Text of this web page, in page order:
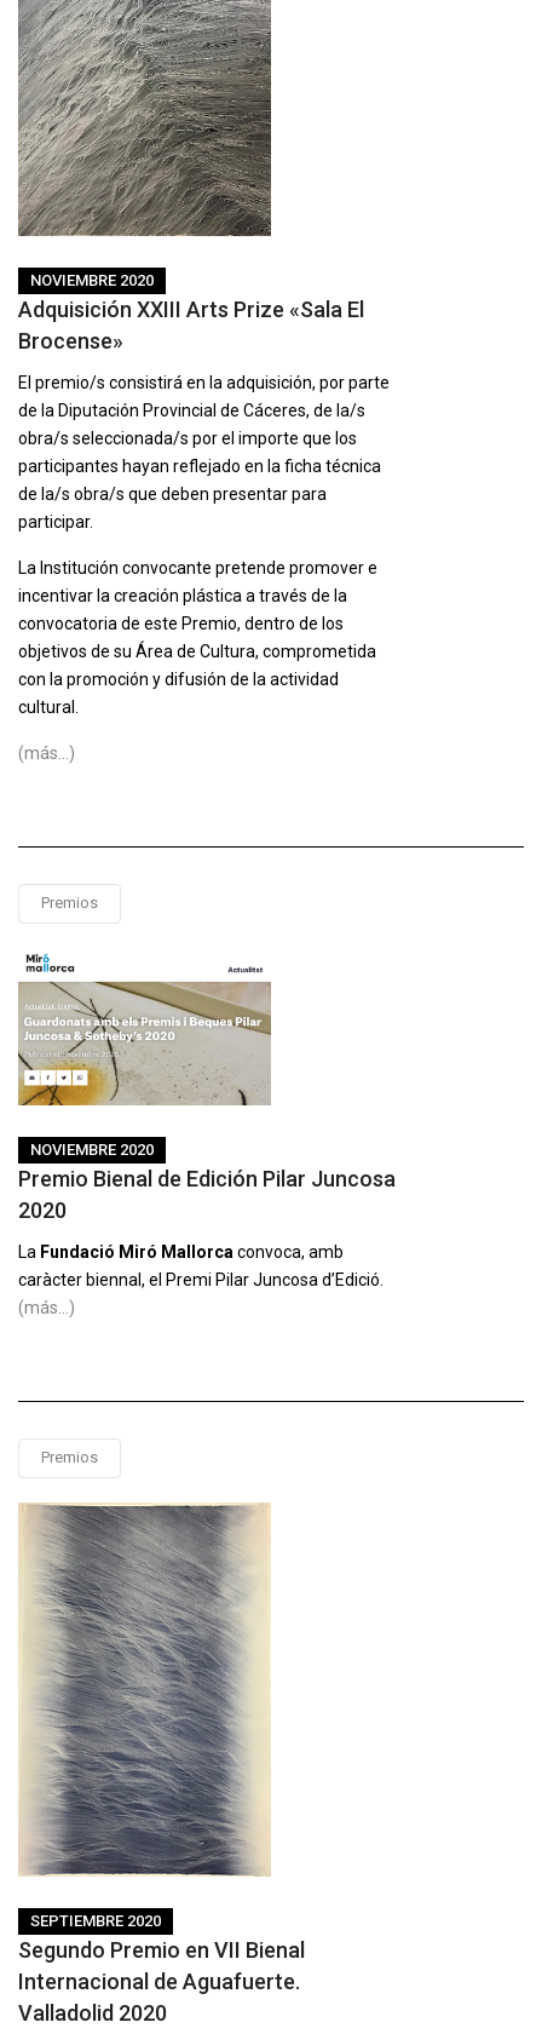
NOVIEMBRE 2020
Adquisición XXIII Arts Prize «Sala El
Brocense»
El premio/s consistirá en la adquisición, por parte
de la Diputación Provincial de Cáceres, de la/s
obra/s seleccionada/s por el importe que los
participantes hayan reflejado en la ficha técnica
de la/s obra/s que deben presentar para
participar.
La Institución convocante pretende promover e
incentivar la creación plástica a través de la
convocatoria de este Premio, dentro de los
objetivos de su Área de Cultura, comprometida
con la promoción y difusión de la actividad
cultural.
(más…)
Premios
NOVIEMBRE 2020
Premio Bienal de Edición Pilar Juncosa
2020
La Fundació Miró Mallorca convoca, amb
caràcter biennal, el Premi Pilar Juncosa d’Edició.
(más…)
Premios
SEPTIEMBRE 2020
Segundo Premio en VII Bienal
Internacional de Aguafuerte.
Valladolid 2020